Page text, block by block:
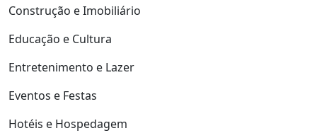
Construção e Imobiliário
Educação e Cultura
Entretenimento e Lazer
Eventos e Festas
Hotéis e Hospedagem